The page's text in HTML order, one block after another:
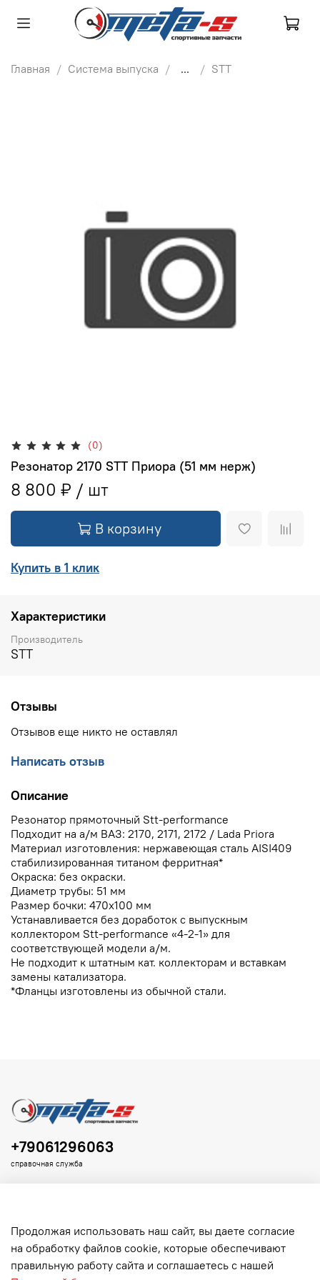
Главная Система выпуска ... STT
(0)
Резонатор 2170 STT Приора (51 мм нерж)
8 800 ₽
В корзину
Купить в 1 клик
Характеристики
Производитель
STT
Отзывы
Отзывов еще никто не оставлял
Написать отзыв
Описание
Резонатор прямоточный Stt-performance
Подходит на а/м ВАЗ: 2170, 2171, 2172 / Lada Priora
Материал изготовления: нержавеющая сталь AISI409
стабилизированная титаном ферритная*
Окраска: без окраски.
Диаметр трубы: 51 мм
Размер бочки: 470х100 мм
Устанавливается без доработок с выпускным
коллектором Stt-performance «4-2-1» для
соответствующей модели а/м.
Не подходит к штатным кат. коллекторам и вставкам
замены катализатора.
*Фланцы изготовлены из обычной стали.
Клиенту
+79061296063
справочная служба
Продолжая использовать наш сайт, вы даете согласие
на обработку файлов cookie, которые обеспечивают
правильную работу сайта и соглашаетесь с нашей